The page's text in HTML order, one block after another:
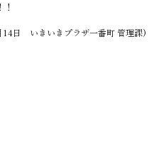
！
日　いきいきプラザ一番町 管理課)